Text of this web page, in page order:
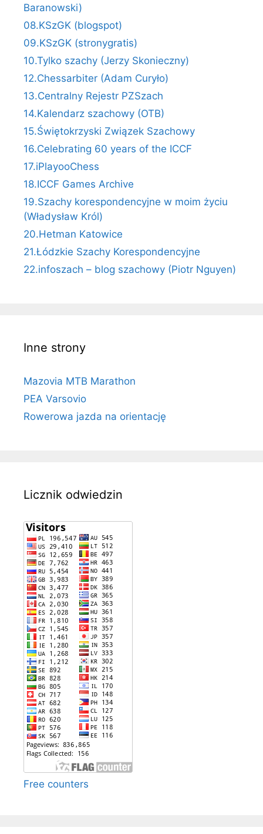
Baranowski)
08.KSzGK (blogspot)
09.KSzGK (stronygratis)
10.Tylko szachy (Jerzy Skonieczny)
12.Chessarbiter (Adam Curyło)
13.Centralny Rejestr PZSzach
14.Kalendarz szachowy (OTB)
15.Świętokrzyski Związek Szachowy
16.Celebrating 60 years of the ICCF
17.iPlayooChess
18.ICCF Games Archive
19.Szachy korespondencyjne w moim życiu
(Władysław Król)
20.Hetman Katowice
21.Łódzkie Szachy Korespondencyjne
22.infoszach – blog szachowy (Piotr Nguyen)
Inne strony
Mazovia MTB Marathon
PEA Varsovio
Rowerowa jazda na orientację
Licznik odwiedzin
Free counters